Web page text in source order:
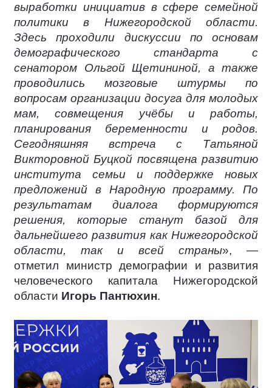
выработки инициатив в сфере семейной
политики в Нижегородской области.
Здесь проходили дискуссии по основам
демографического стандарта с
сенатором Ольгой Щетининой, а также
проводились мозговые штурмы по
вопросам организации досуга для молодых
мам, совмещения учёбы и работы,
планирования беременности и родов.
Сегодняшняя встреча с Татьяной
Викторовной Буцкой посвящена развитию
института семьи и поддержке новых
предложений в Народную программу. По
результатам диалога формируются
решения, которые станут базой для
дальнейшего развития как Нижегородской
области, так и всей страны», —
отметил министр демографии и развития
человеческого капитала Нижегородской
области Игорь Пантюхин.